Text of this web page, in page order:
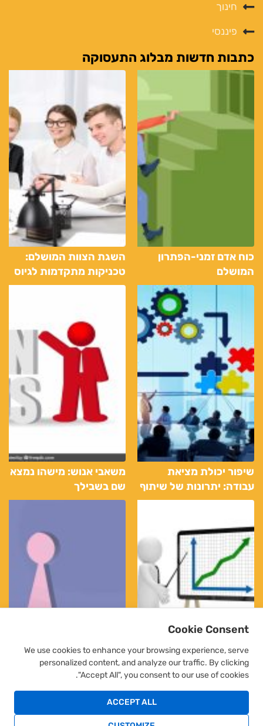
כתבות חדשות מבלוג התעסוקה
כוח אדם זמני-הפתרון
המושלם
השגת הצוות המושלם:
טכניקות מתקדמות לגיוס
דרך שירותי כוח אדם
שיפור יכולת מציאת
עבודה: יתרונות של שיתוף
פעולה עם חברת השמה
משאבי אנוש: מישהו נמצא
שם בשבילך
חברות משאבי אנוש
כיצד חברת כוח אדם יכולה
לסייע לך לפתוח את
חינוך
פיננסי
Cookie Consent
We use cookies to enhance your browsing experience, serve
personalized content, and analyze our traffic. By clicking
"Accept All", you consent to our use of cookies.
ACCEPT ALL